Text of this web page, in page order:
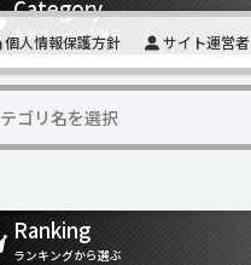
個人情報保護方針 サイト運営者
Category
カテゴリーから選ぶ
Ranking
ランキングから選ぶ